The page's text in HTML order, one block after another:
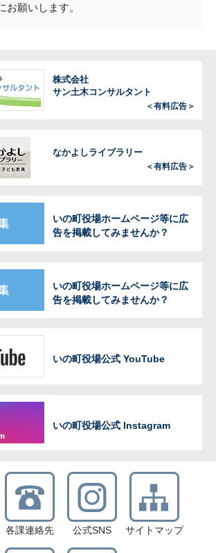
お願いします。
株式会社
サン土木コンサルタント
＜有料広告＞
なかよしライブラリー
＜有料広告＞
いの町役場ホームページ等に広
告を掲載してみませんか？
いの町役場ホームページ等に広
告を掲載してみませんか？
いの町役場公式 YouTube
いの町役場公式 Instagram
各課連絡先 公式SNS サイトマップ